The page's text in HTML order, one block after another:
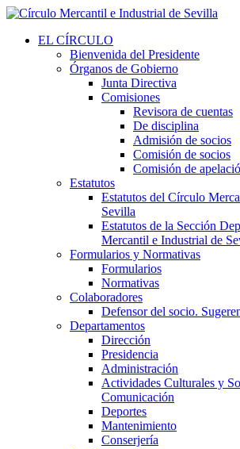
EL CÍRCULO
Bienvenida del Presidente
Órganos de Gobierno
Junta Directiva
Comisiones
Revisora de cuentas
De disciplina
Admisión de socios
Comisión de socios
Comisión de
Estatutos
Estatutos del Círculo
Sevilla
Estatutos de la Sección
Mercantil e Industrial de
Formularios y Normativas
Formularios
Normativas
Colaboradores
Defensor del socio.
Departamentos
Dirección
Presidencia
Administración
Actividades Culturales y
Comunicación
Deportes
Mantenimiento
Conserjería